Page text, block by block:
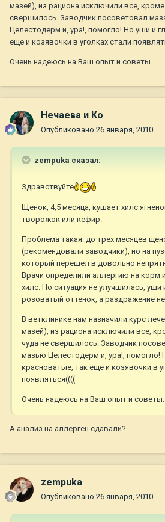
мазей), из рациона исключили все,
свершилось. Заводчик посоветовал
Целестодерм и, ура!, помогло! Но уши и
еще и козявочки в уголках стали
Очень надеюсь на Ваш опыт и советы.
Нечаева и Ко
Опубликовано 26 января, 2010
zempuka сказал:
Здравствуйте
Щенок, 4,5 месяца, кушает хилс
творожок или кефир.
Проблема такая: до трех месяцев
(рекомендовали заводчики), но на
который перешел в довольно
Врачи определили аллергию на корм
хилс. Но ситуация не улучшилась, уши
розоватый оттенок, а раздражение
В ветклинике нам назначили курс
мазей), из рациона исключили все,
чуда не свершилось. Заводчик
мазью Целестодерм и, ура!, помогло!
красноватые, так еще и козявочки в
появляться((((
Очень надеюсь на Ваш опыт и советы.
А анализ на аллерген сдавали?
zempuka
Опубликовано 26 января, 2010